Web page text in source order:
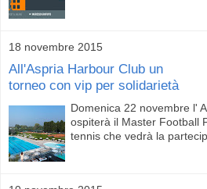
18 novembre 2015
All'Aspria Harbour Club un
torneo con vip per solidarietà
Domenica 22 novembre l'
ospiterà il Master Football
tennis che vedrà la